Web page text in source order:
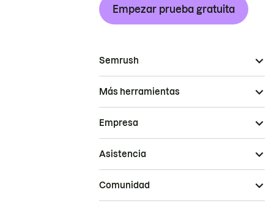
Empezar prueba gratuita
Semrush
Más herramientas
Empresa
Asistencia
Comunidad